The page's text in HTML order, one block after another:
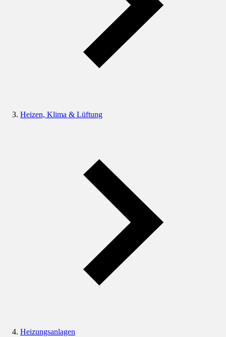
Heizen, Klima & Lüftung
Heizungsanlagen